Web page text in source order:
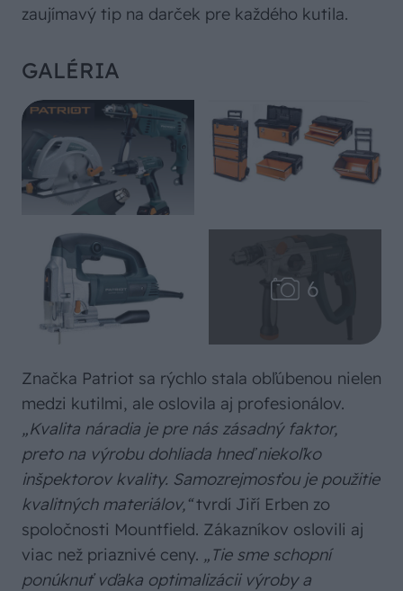
zaujímavý tip na darček pre každého kutila.
GALÉRIA
Značka Patriot sa rýchlo stala obľúbenou nielen
medzi kutilmi, ale oslovila aj profesionálov.
„Kvalita náradia je pre nás zásadný faktor,
preto na výrobu dohliada hneď niekoľko
inšpektorov kvality. Samozrejmosťou je použitie
kvalitných materiálov,“tvrdí Jiří Erben zo
spoločnosti Mountfield. Zákazníkov oslovili aj
viac než priaznivé ceny. „Tie sme schopní
ponúknuť vďaka optimalizácii výroby a